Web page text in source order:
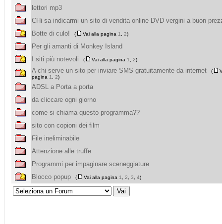
lettori mp3
CHi sa indicarmi un sito di vendita online DVD vergini a buon
Botte di culo!
( Vai alla pagina 1 2)
Per gli amanti di Monkey Island
I siti più notevoli
( Vai alla pagina 1 2)
A chi serve un sito per inviare SMS gratuitamente da internet (
pagina 1 2)
ADSL a Porta a porta
da cliccare ogni giorno
come si chiama questo programma??
sito con copioni dei film
File ineliminabile
Attenzione alle truffe
Programmi per impaginare sceneggiature
Blocco popup
( Vai alla pagina 1 2 3 4)